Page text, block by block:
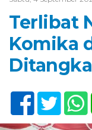
Terlibat
Komika